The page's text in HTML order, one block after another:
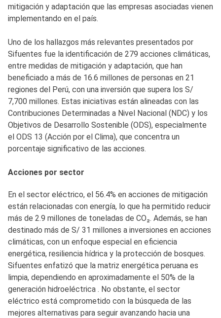
mitigación y adaptación que las empresas asociadas vienen
implementando en el país.
Uno de los hallazgos más relevantes presentados por
Sifuentes fue la identificación de 279 acciones climáticas,
entre medidas de mitigación y adaptación, que han
beneficiado a más de 16.6 millones de personas en 21
regiones del Perú, con una inversión que supera los S/
7,700 millones. Estas iniciativas están alineadas con las
Contribuciones Determinadas a Nivel Nacional (NDC) y los
Objetivos de Desarrollo Sostenible (ODS), especialmente
el ODS 13 (Acción por el Clima), que concentra un
porcentaje significativo de las acciones.
Acciones por sector
En el sector eléctrico, el 56.4% en acciones de mitigación
están relacionadas con energía, lo que ha permitido reducir
más de 2.9 millones de toneladas de CO₂. Además, se han
destinado más de S/ 31 millones a inversiones en acciones
climáticas, con un enfoque especial en eficiencia
energética, resiliencia hídrica y la protección de bosques.
Sifuentes enfatizó que la matriz energética peruana es
limpia, dependiendo en aproximadamente el 50% de la
generación hidroeléctrica . No obstante, el sector
eléctrico está comprometido con la búsqueda de las
mejores alternativas para seguir avanzando hacia una